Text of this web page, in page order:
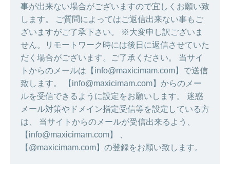
事が出来ない場合がございますので宜しくお願い致
します。 ご質問によってはご返信出来ない事もご
ざいますがご了承下さい。 ※大変申し訳ございま
せん。リモートワーク時には後日に返信させていた
だく場合がございます。ご了承ください。 当サイ
トからのメールは【info@maxicimam.com】で送信
致します。 【info@maxicimam.com】からのメー
ルを受信できるように設定をお願いします。 迷惑
メール対策やドメイン指定受信等を設定している方
は、 当サイトからのメールが受信出来るよう、
【info@maxicimam.com】 、
【@maxicimam.com】の登録をお願い致します。